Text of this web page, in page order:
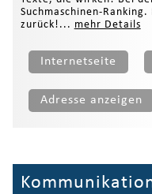
Suchmaschinen-
zurück!... mehr Details
Internetseite
Adresse anzeigen